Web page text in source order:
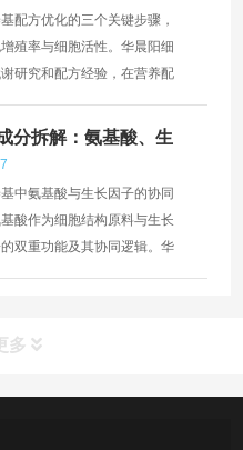
配方优化的三个关键步骤，
殖率与细胞活性。华晨阳细
研究和配方经验，在营养配
分拆解：氨基酸、生
中氨基酸与生长因子的协同
酸作为细胞结构原料与生长
双重功能及其协同逻辑。华
多